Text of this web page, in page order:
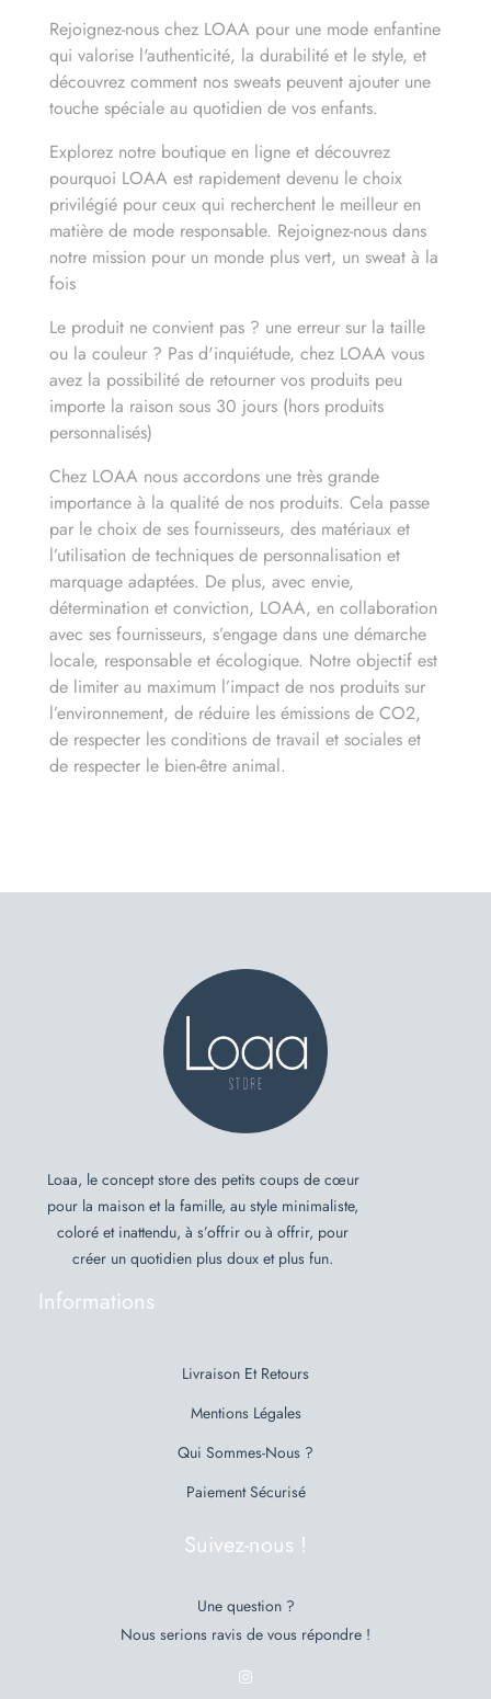
Rejoignez-nous chez LOAA pour une mode enfantine
qui valorise l'authenticité, la durabilité et le style, et
découvrez comment nos sweats peuvent ajouter une
touche spéciale au quotidien de vos enfants.
Explorez notre boutique en ligne et découvrez
pourquoi LOAA est rapidement devenu le choix
privilégié pour ceux qui recherchent le meilleur en
matière de mode responsable. Rejoignez-nous dans
notre mission pour un monde plus vert, un sweat à la
fois
Le produit ne convient pas ? une erreur sur la taille
ou la couleur ? Pas d'inquiétude, chez LOAA vous
avez la possibilité de retourner vos produits peu
importe la raison sous 30 jours (hors produits
personnalisés)
Chez LOAA nous accordons une très grande
importance à la qualité de nos produits. Cela passe
par le choix de ses fournisseurs, des matériaux et
l’utilisation de techniques de personnalisation et
marquage adaptées. De plus, avec envie,
détermination et conviction, LOAA, en collaboration
avec ses fournisseurs, s’engage dans une démarche
locale, responsable et écologique. Notre objectif est
de limiter au maximum l’impact de nos produits sur
l’environnement, de réduire les émissions de CO2,
de respecter les conditions de travail et sociales et
de respecter le bien-être animal.
Loaa, le concept store des petits coups de cœur
pour la maison et la famille, au style minimaliste,
coloré et inattendu, à s’offrir ou à offrir, pour
créer un quotidien plus doux et plus fun.
Informations
Livraison Et Retours
Mentions Légales
Qui Sommes-Nous ?
Paiement Sécurisé
Suivez-nous !
Une question ?
Nous serions ravis de vous répondre !